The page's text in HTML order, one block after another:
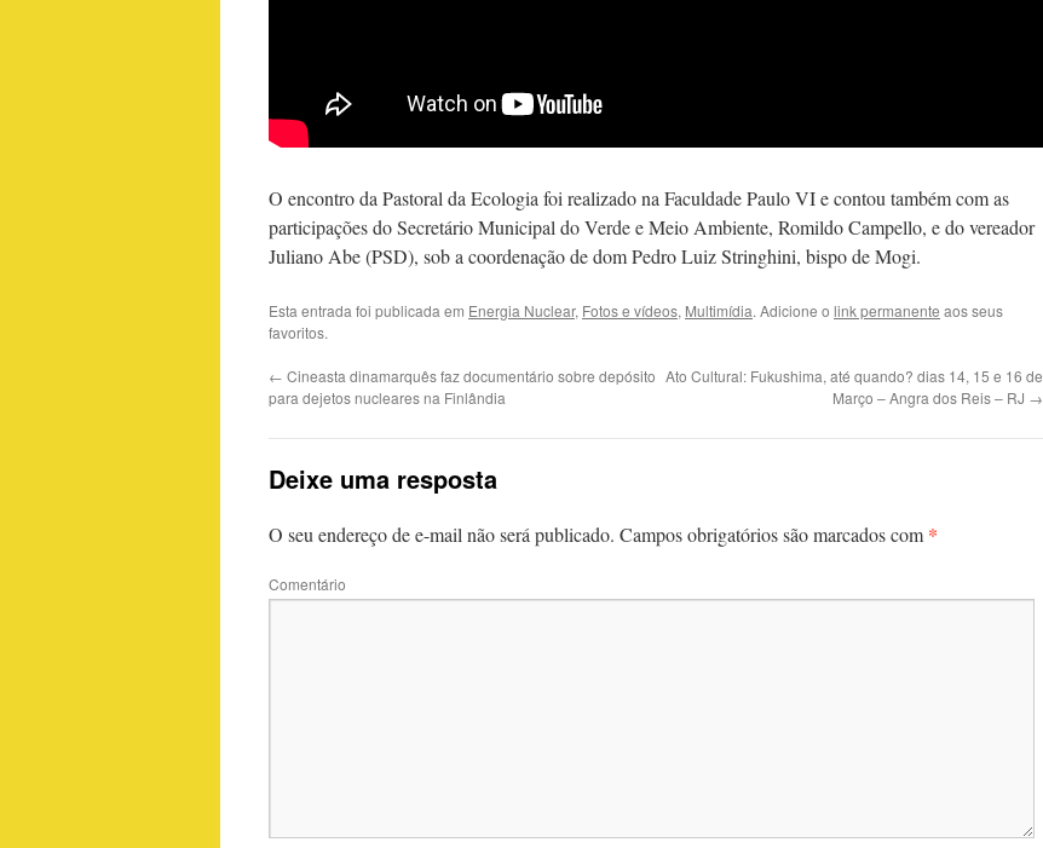
O encontro da Pastoral da Ecologia foi realizado na Faculdade Paulo VI e contou também com as
participações do Secretário Municipal do Verde e Meio Ambiente, Romildo Campello, e do vereador
Juliano Abe (PSD), sob a coordenação de dom Pedro Luiz Stringhini, bispo de Mogi.
Esta entrada foi publicada em Energia Nuclear, Fotos e vídeos, Multimídia. Adicione o link permanente aos seus
favoritos.
← Cineasta dinamarquês faz documentário sobre depósito
para dejetos nucleares na Finlândia
Ato Cultural: Fukushima, até quando? dias 14, 15 e 16 de
→
Deixe uma resposta
O seu endereço de e-mail não será publicado. Campos obrigatórios são marcados com *
Comentário